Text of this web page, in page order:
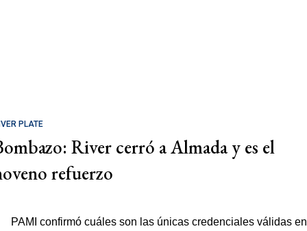
PLATE
River cerró a Almada y es el
refuerzo